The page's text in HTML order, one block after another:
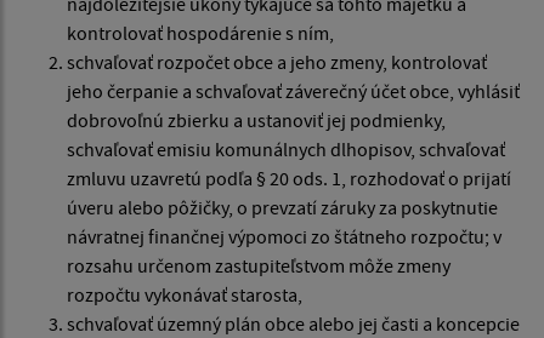
kontrolovať hospodárenie s ním,
schvaľovať rozpočet obce a jeho zmeny, kontrolovať
jeho čerpanie a schvaľovať záverečný účet obce, vyhlásiť
dobrovoľnú zbierku a ustanoviť jej podmienky,
schvaľovať emisiu komunálnych dlhopisov, schvaľovať
zmluvu uzavretú podľa § 20 ods. 1, rozhodovať o prijatí
úveru alebo pôžičky, o prevzatí záruky za poskytnutie
návratnej finančnej výpomoci zo štátneho rozpočtu; v
rozsahu určenom zastupiteľstvom môže zmeny
rozpočtu vykonávať starosta,
schvaľovať územný plán obce alebo jej časti a koncepcie